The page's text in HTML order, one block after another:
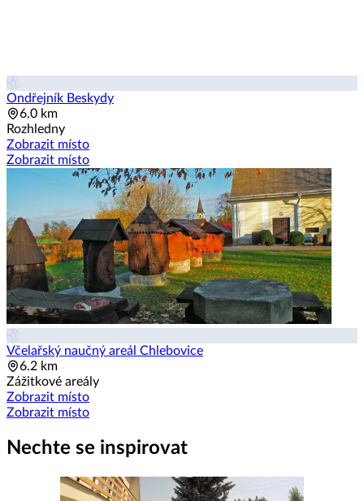
Ondřejník Beskydy
6.0 km
Rozhledny
Zobrazit místo
Zobrazit místo
Včelařský naučný areál Chlebovice
6.2 km
Zážitkové areály
Zobrazit místo
Zobrazit místo
Nechte se inspirovat